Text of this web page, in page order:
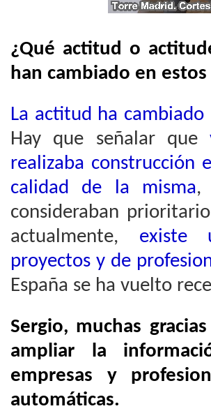
¿Qué actitud o
han cambiado en
La actitud ha
Hay que señalar que
realizaba construcción
calidad de la misma,
consideraban
actualmente, existe
proyectos y de
España se ha vuelto
Sergio, muchas
ampliar la
empresas y
automáticas.